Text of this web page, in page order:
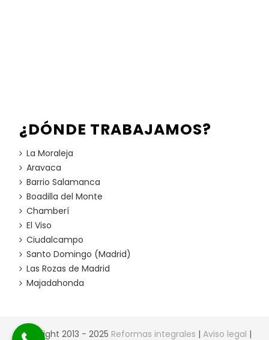
¿DÓNDE TRABAJAMOS?
La Moraleja
Aravaca
Barrio Salamanca
Boadilla del Monte
Chamberí
El Viso
Ciudalcampo
Santo Domingo (Madrid)
Las Rozas de Madrid
Majadahonda
Copyright 2013 - 2025 Reformas integrales | Aviso legal |